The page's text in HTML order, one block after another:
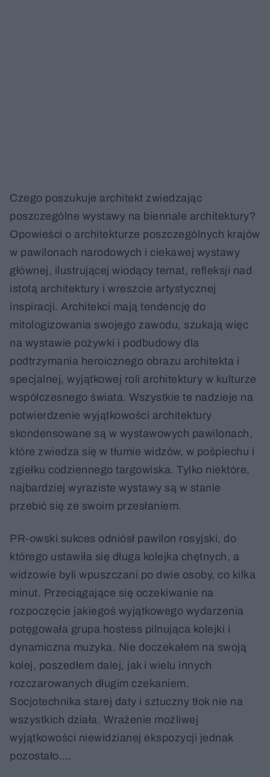
Czego poszukuje architekt zwiedzając
poszczególne wystawy na biennale architektury?
Opowieści o architekturze poszczególnych krajów
w pawilonach narodowych i ciekawej wystawy
głównej, ilustrującej wiodący temat, refleksji nad
istotą architektury i wreszcie artystycznej
inspiracji. Architekci mają tendencję do
mitologizowania swojego zawodu, szukają więc
na wystawie pożywki i podbudowy dla
podtrzymania heroicznego obrazu architekta i
specjalnej, wyjątkowej roli architektury w kulturze
współczesnego świata. Wszystkie te nadzieje na
potwierdzenie wyjątkowości architektury
skondensowane są w wystawowych pawilonach,
które zwiedza się w tłumie widzów, w pośpiechu i
zgiełku codziennego targowiska. Tylko niektóre,
najbardziej wyraziste wystawy są w stanie
przebić się ze swoim przesłaniem.
PR-owski sukces odniósł pawilon rosyjski, do
którego ustawiła się długa kolejka chętnych, a
widzowie byli wpuszczani po dwie osoby, co kilka
minut. Przeciągające się oczekiwanie na
rozpoczęcie jakiegoś wyjątkowego wydarzenia
potęgowała grupa hostess pilnująca kolejki i
dynamiczna muzyka. Nie doczekałem na swoją
kolej, poszedłem dalej, jak i wielu innych
rozczarowanych długim czekaniem.
Socjotechnika starej daty i sztuczny tłok nie na
wszystkich działa. Wrażenie możliwej
wyjątkowości niewidzianej ekspozycji jednak
pozostało….